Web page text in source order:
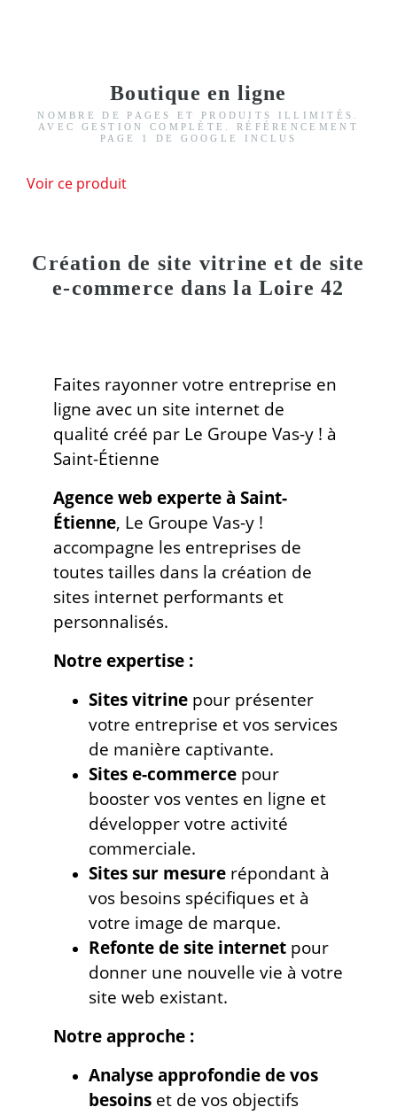
Boutique en ligne
NOMBRE DE PAGES ET PRODUITS ILLIMITÉS.
AVEC GESTION COMPLÈTE. RÉFÉRENCEMENT
PAGE 1 DE GOOGLE INCLUS
Voir ce produit
Création de site vitrine et de site
e-commerce dans la Loire 42
Faites rayonner votre entreprise en
ligne avec un site internet de
qualité créé par Le Groupe Vas-y ! à
Saint-Étienne
Agence web experte à Saint-
Étienne, Le Groupe Vas-y !
accompagne les entreprises de
toutes tailles dans la création de
sites internet performants et
personnalisés.
Notre expertise :
Sites vitrine pour présenter
votre entreprise et vos services
de manière captivante.
Sites e-commerce pour
booster vos ventes en ligne et
développer votre activité
commerciale.
Sites sur mesure répondant à
vos besoins spécifiques et à
votre image de marque.
Refonte de site internet pour
donner une nouvelle vie à votre
site web existant.
Notre approche :
Analyse approfondie de vos
besoins et de vos objectifs